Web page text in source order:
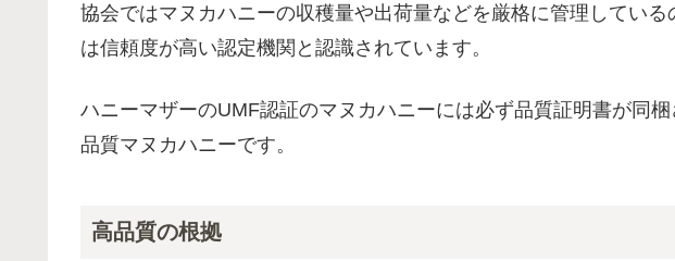
協会ではマヌカハニーの収穫量や出荷量などを厳格に管理してい
は信頼度が高い認定機関と認識されています。
ハニーマザーのUMF認証のマヌカハニーには必ず品質証明書が同
品質マヌカハニーです。
高品質の根拠